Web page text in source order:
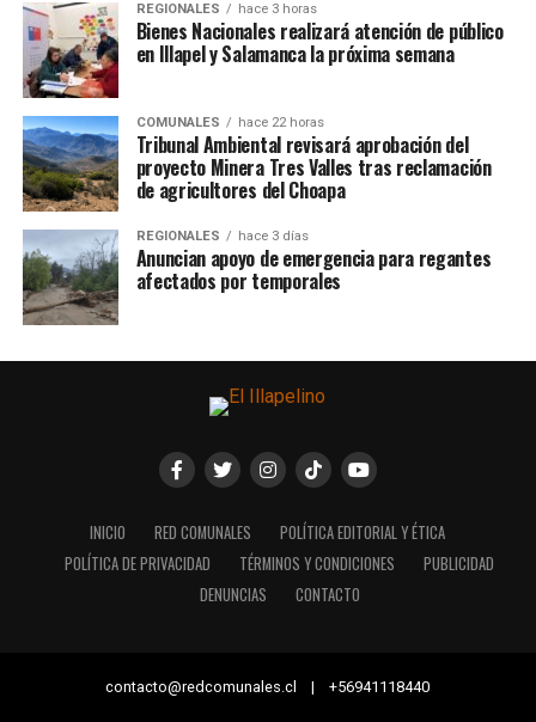
REGIONALES hace 3 horas
Bienes Nacionales realizará atención de público
en Illapel y Salamanca la próxima semana
COMUNALES hace 22 horas
Tribunal Ambiental revisará aprobación del
proyecto Minera Tres Valles tras reclamación
de agricultores del Choapa
REGIONALES hace 3 días
Anuncian apoyo de emergencia para regantes
afectados por temporales
INICIO RED COMUNALES
POLÍTICA EDITORIAL Y ÉTICA
POLÍTICA DE PRIVACIDAD
TÉRMINOS Y CONDICIONES
PUBLICIDAD
DENUNCIAS
CONTACTO
contacto@redcomunales.cl | +56941118440